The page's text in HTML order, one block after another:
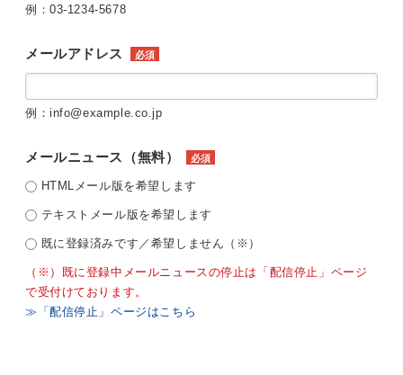
例：03-1234-5678
メールアドレス 必須
例：info@example.co.jp
メールニュース（無料） 必須
HTMLメール版を希望します
テキストメール版を希望します
既に登録済みです／希望しません（※）
（※）既に登録中メールニュースの停止は「配信停止」ページ
で受付けております。
≫「配信停止」ページはこちら